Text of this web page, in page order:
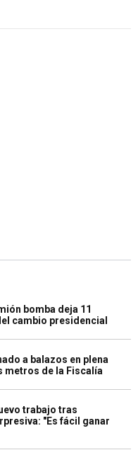
bomba deja 11
cambio presidencial
a balazos en plena
metros de la Fiscalía
trabajo tras
"Es fácil ganar